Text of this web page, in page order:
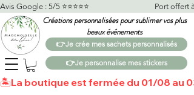
Créations personnalisées pour sublimer vos plus
beaux événements
👉Je crée mes sachets personnalisés
Avis Google : 5/5 ⭐️⭐️⭐️⭐️⭐️
👉Je personnalise mes stickers
🏝️La boutique est fermée du 01/08 au